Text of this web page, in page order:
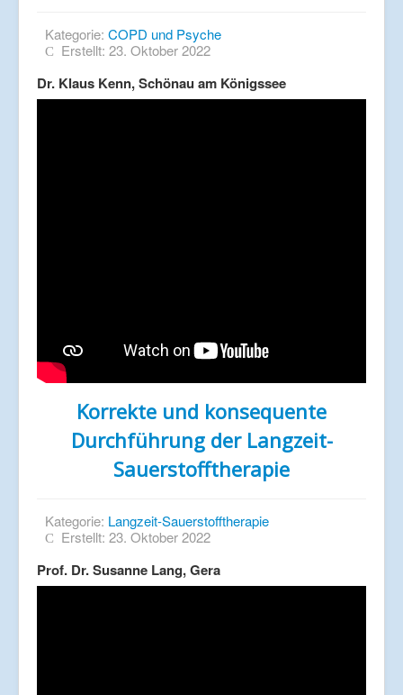
Kategorie: COPD und Psyche
Erstellt: 23. Oktober 2022
Dr. Klaus Kenn, Schönau am Königssee
Korrekte und konsequente
Durchführung der Langzeit-
Sauerstofftherapie
Kategorie: Langzeit-Sauerstofftherapie
Erstellt: 23. Oktober 2022
Prof. Dr. Susanne Lang, Gera